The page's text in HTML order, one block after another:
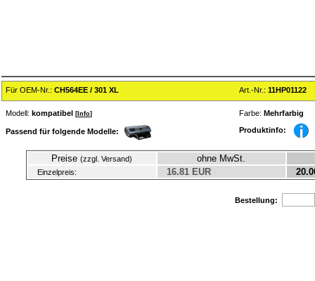
Für OEM-Nr.: CH564EE / 301 XL Art.-Nr.: 11HP01122
Modell: kompatibel [ Info] Farbe: Mehrfarbig
Passend für folgende Modelle: Produktinfo:
Preise (zzgl. Versand) ohne MwSt.
Einzelpreis: 16.81 EUR
Bestellung: